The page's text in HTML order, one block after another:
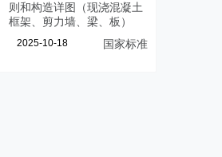
则和构造详图（现浇混凝土
框架、剪力墙、梁、板）
2025-10-18 国家标准